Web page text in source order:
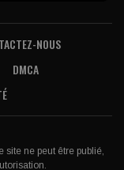
NOUS
DMCA
site ne peut être publié,